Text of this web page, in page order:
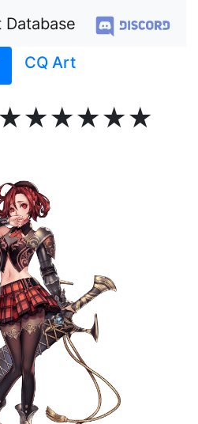
Database
CQ Art
★★★★★★